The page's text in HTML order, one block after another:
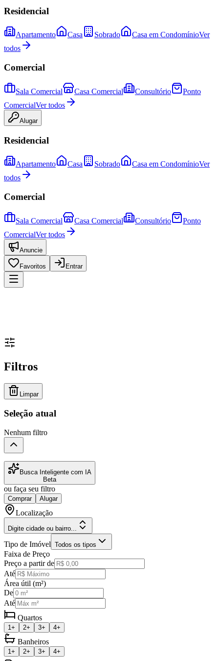
Residencial
Apartamento Casa Sobrado Casa em CondomínioVer
todos
Comercial
Sala Comercial Casa Comercial Consultório
Ponto
ComercialVer todos
Alugar
Residencial
Apartamento Casa Sobrado Casa em CondomínioVer
todos
Comercial
Sala Comercial Casa Comercial Consultório
Ponto
ComercialVer todos
Anuncie
Favoritos Entrar
Filtros
Limpar
Seleção atual
Nenhum filtro
Busca Inteligente com IA
Beta
ou faça seu filtro
Comprar Alugar
Localização
Digite cidade ou bairro...
Tipo de Imóvel Todos os tipos
Faixa de Preço
Preço a partir de
Até
Área útil (m²)
De
Até
Quartos
1+ 2+ 3+ 4+
Banheiros
1+ 2+ 3+ 4+